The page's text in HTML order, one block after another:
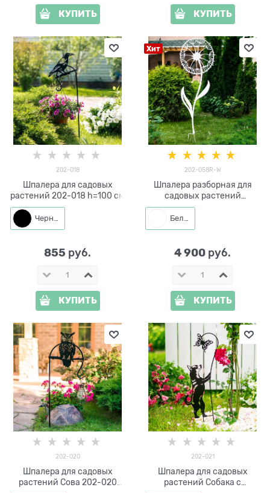
КУПИТЬ КУПИТЬ
202-018
Шпалера для садовых
растений 202-018 h=100 см
Черный
855 руб.
КУПИТЬ
Хит
202-058R-W
Шпалера разборная для
садовых растений
Одуванчик 202-058R-W
Белый
4 900 руб.
КУПИТЬ
202-020
Шпалера для садовых
растений Сова 202-020
202-021
Шпалера для садовых
растений Собака с